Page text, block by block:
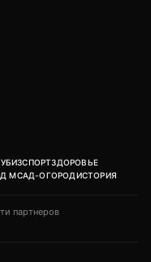
СПОРТЗДОРОВЬЕ
МСАД-ОГОРОДИСТОРИЯ
партнеров